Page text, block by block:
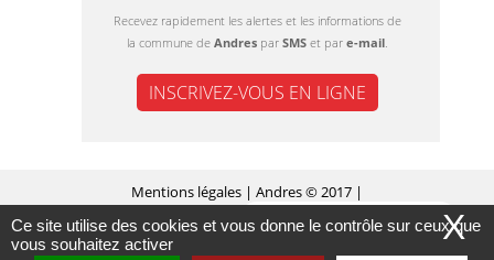
MASQUER CE MESSAGE
Recevez rapidement les alertes et les informations de
la commune de Andres par SMS et par e-mail.
INSCRIVEZ-VOUS EN LIGNE
Mentions légales | Andres © 2017 |
Conception Citopia- Solution de site internet pour X
Ce site utilise des cookies et vous donne le contrôle sur ceux que
vous souhaitez activer